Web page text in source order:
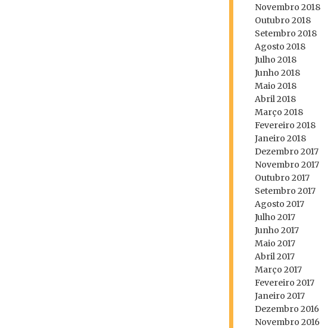
Novembro 2018
Outubro 2018
Setembro 2018
Agosto 2018
Julho 2018
Junho 2018
Maio 2018
Abril 2018
Março 2018
Fevereiro 2018
Janeiro 2018
Dezembro 2017
Novembro 2017
Outubro 2017
Setembro 2017
Agosto 2017
Julho 2017
Junho 2017
Maio 2017
Abril 2017
Março 2017
Fevereiro 2017
Janeiro 2017
Dezembro 2016
Novembro 2016